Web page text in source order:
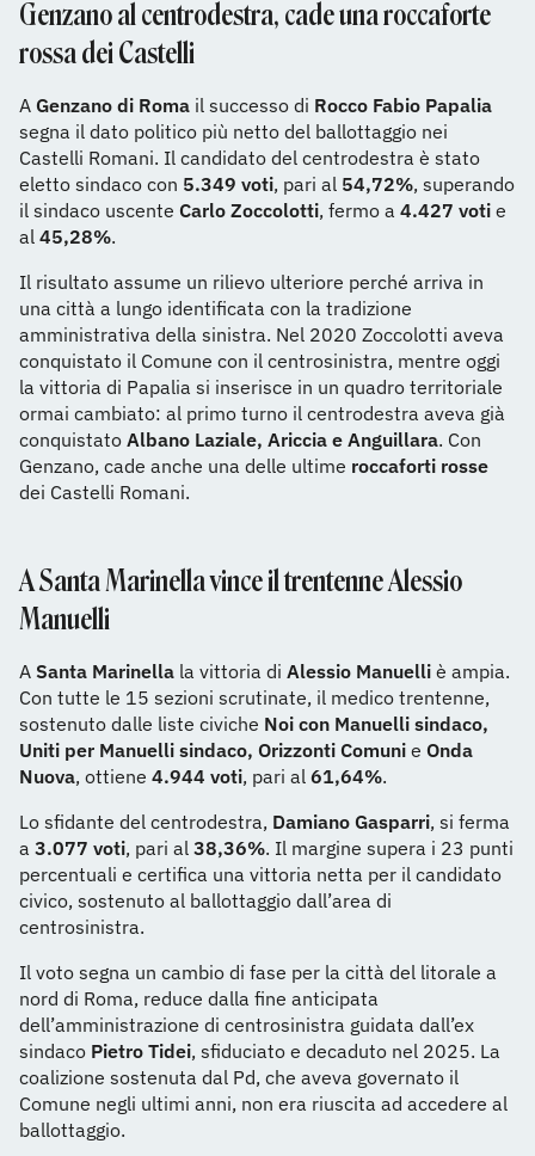
Genzano al centrodestra, cade una roccaforte
rossa dei Castelli
A Genzano di Roma il successo di Rocco Fabio Papalia
segna il dato politico più netto del ballottaggio nei
Castelli Romani. Il candidato del centrodestra è stato
eletto sindaco con 5.349 voti, pari al 54,72%, superando
il sindaco uscente Carlo Zoccolotti, fermo a 4.427 voti e
al 45,28%.
Il risultato assume un rilievo ulteriore perché arriva in
una città a lungo identificata con la tradizione
amministrativa della sinistra. Nel 2020 Zoccolotti aveva
conquistato il Comune con il centrosinistra, mentre oggi
la vittoria di Papalia si inserisce in un quadro territoriale
ormai cambiato: al primo turno il centrodestra aveva già
conquistato Albano Laziale, Ariccia e Anguillara. Con
Genzano, cade anche una delle ultime roccaforti rosse
dei Castelli Romani.
A Santa Marinella vince il trentenne Alessio
Manuelli
A Santa Marinella la vittoria di Alessio Manuelli è ampia.
Con tutte le 15 sezioni scrutinate, il medico trentenne,
sostenuto dalle liste civiche Noi con Manuelli sindaco,
Uniti per Manuelli sindaco, Orizzonti Comuni e Onda
Nuova, ottiene 4.944 voti, pari al 61,64%.
Lo sfidante del centrodestra, Damiano Gasparri, si ferma
a 3.077 voti, pari al 38,36%. Il margine supera i 23 punti
percentuali e certifica una vittoria netta per il candidato
civico, sostenuto al ballottaggio dall’area di
centrosinistra.
Il voto segna un cambio di fase per la città del litorale a
nord di Roma, reduce dalla fine anticipata
dell’amministrazione di centrosinistra guidata dall’ex
sindaco Pietro Tidei, sfiduciato e decaduto nel 2025. La
coalizione sostenuta dal Pd, che aveva governato il
Comune negli ultimi anni, non era riuscita ad accedere al
ballottaggio.